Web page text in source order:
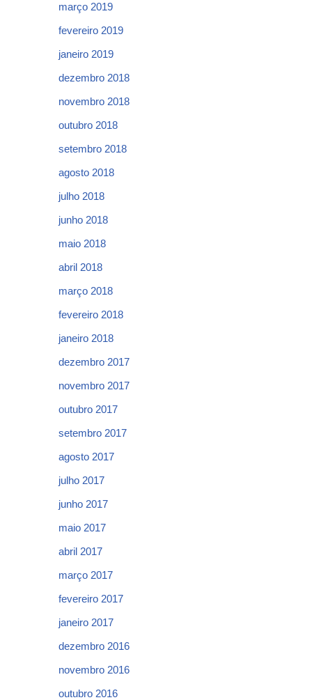
março 2019
fevereiro 2019
janeiro 2019
dezembro 2018
novembro 2018
outubro 2018
setembro 2018
agosto 2018
julho 2018
junho 2018
maio 2018
abril 2018
março 2018
fevereiro 2018
janeiro 2018
dezembro 2017
novembro 2017
outubro 2017
setembro 2017
agosto 2017
julho 2017
junho 2017
maio 2017
abril 2017
março 2017
fevereiro 2017
janeiro 2017
dezembro 2016
novembro 2016
outubro 2016